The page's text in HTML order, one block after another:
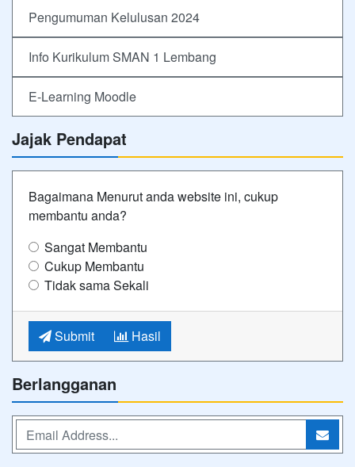
Pengumuman Kelulusan 2024
Info Kurikulum SMAN 1 Lembang
E-Learning Moodle
Jajak Pendapat
Bagaimana Menurut anda website ini, cukup
membantu anda?
Sangat Membantu
Cukup Membantu
Tidak sama Sekali
Submit Hasil
Berlangganan